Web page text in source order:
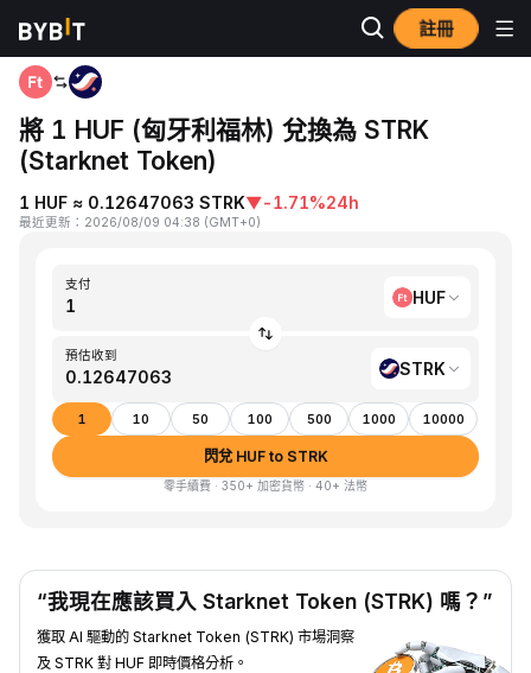
註冊
首頁 HUF to STRK
將 1 HUF (匈牙利福林) 兌換為 STRK
(Starknet Token)
1 HUF ≈ 0.12647063 STRK▼-1.71%24h
最近更新 ： 2026/08/09 04:38 (GMT+0)
支付
HUF
預估收到
STRK
1 10 50 100 500 1000 10000
閃兌 HUF to STRK
零手續費 · 350+ 加密貨幣 · 40+ 法幣
“我現在應該買入 Starknet Token (STRK) 嗎？”
獲取 AI 驅動的 Starknet Token (STRK) 市場洞察
及 STRK 對 HUF 即時價格分析。